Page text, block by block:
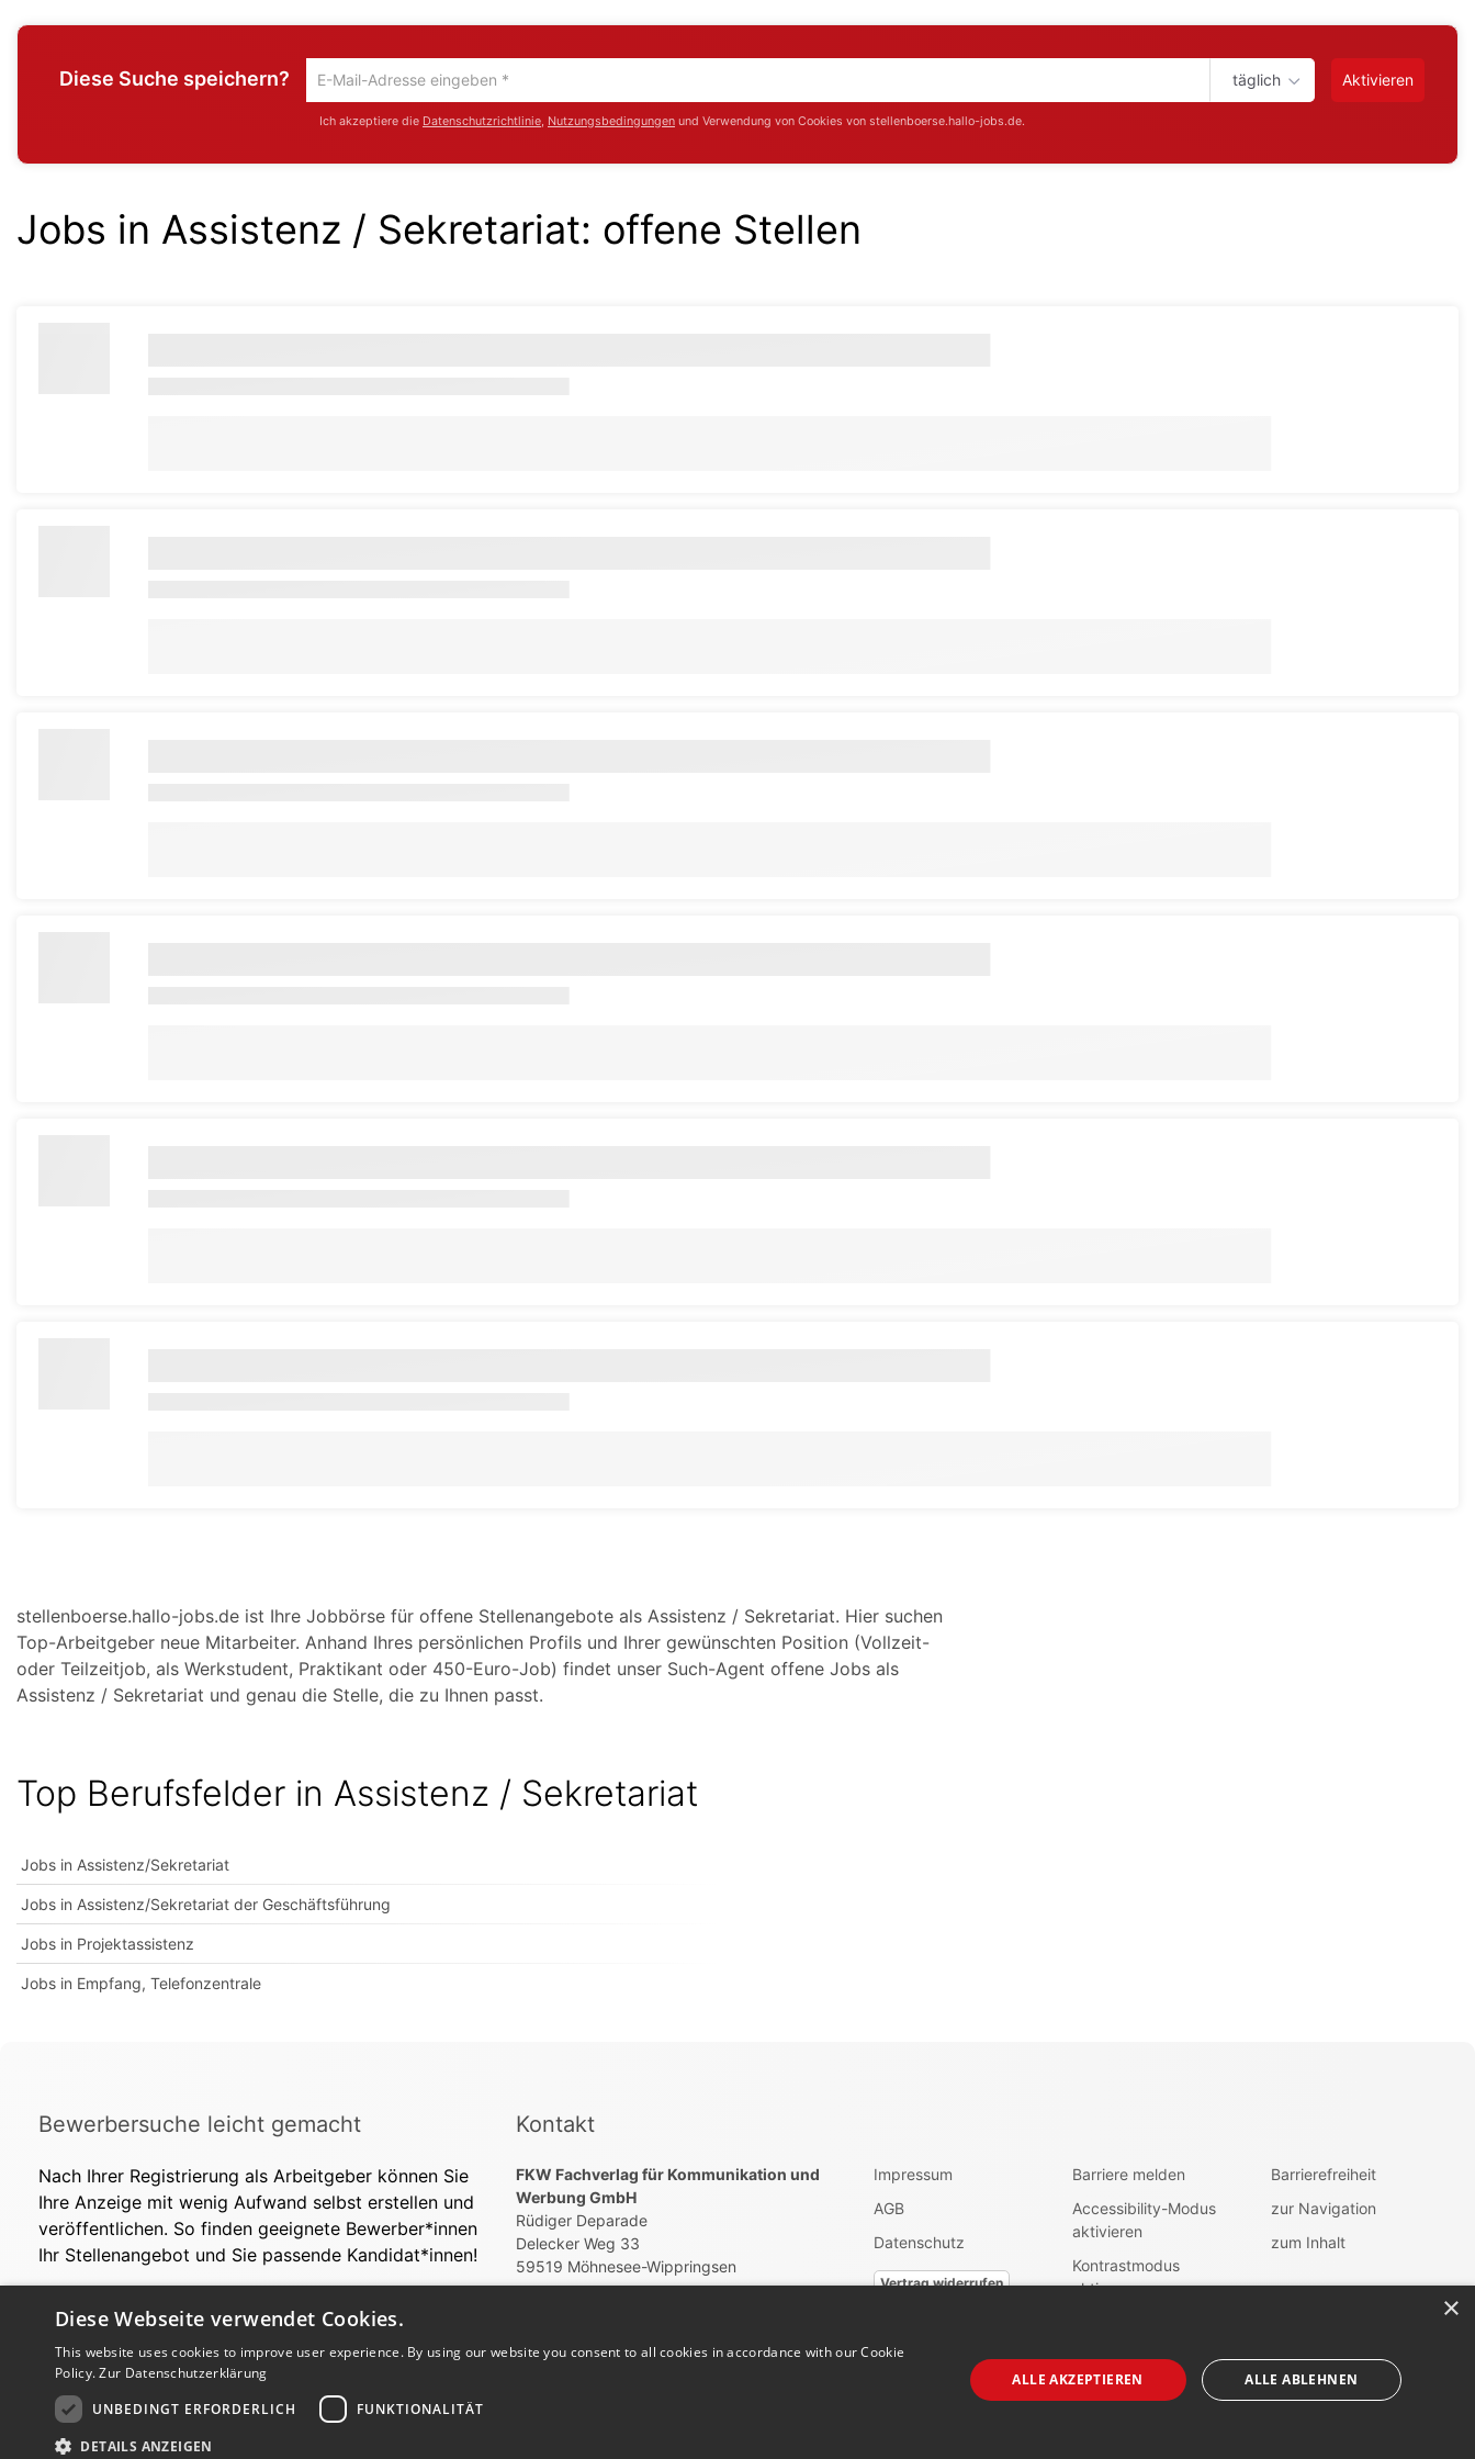
Diese Suche speichern?
Um
die
aktuelle
gib
deine
täglich Aktivieren
Ich akzeptiere die Datenschutzrichtlinie, Nutzungsbedingungen und Verwendung von Cookies von stellenboerse.hallo-jobs.de.
Jobs in Assistenz / Sekretariat: offene Stellen
stellenboerse.hallo-jobs.de ist Ihre Jobbörse für offene Stellenangebote als Assistenz / Sekretariat. Hier suchen
Top-Arbeitgeber neue Mitarbeiter. Anhand Ihres persönlichen Profils und Ihrer gewünschten Position (Vollzeit-
oder Teilzeitjob, als Werkstudent, Praktikant oder 450-Euro-Job) findet unser Such-Agent offene Jobs als
Assistenz / Sekretariat und genau die Stelle, die zu Ihnen passt.
Top Berufsfelder in Assistenz / Sekretariat
Jobs in Assistenz/Sekretariat
Jobs in Assistenz/Sekretariat der Geschäftsführung
Jobs in Projektassistenz
Jobs in Empfang, Telefonzentrale
Bewerbersuche leicht gemacht
Nach Ihrer Registrierung als Arbeitgeber können Sie
Ihre Anzeige mit wenig Aufwand selbst erstellen und
veröffentlichen. So finden geeignete Bewerber*innen
Ihr Stellenangebot und Sie passende Kandidat*innen!
Kontakt
FKW Fachverlag für Kommunikation und
Werbung GmbH
Rüdiger Deparade
Delecker Weg 33
59519 Möhnesee-Wippringsen
Impressum
AGB
Datenschutz
Vertrag widerrufen
Barriere melden
Accessibility-Modus
aktivieren
Kontrastmodus
aktiveren
Barrierefreiheit
zur Navigation
zum Inhalt
Copyright © 2026. Alle Rechte vorbehalten.
×
Diese Webseite verwendet Cookies.
This website uses cookies to improve user experience. By using our website you consent to all cookies in accordance with our Cookie
Policy.Zur Datenschutzerklärung
UNBEDINGT ERFORDERLICH
FUNKTIONALITÄT
DETAILS ANZEIGEN
ALLE AKZEPTIEREN ALLE ABLEHNEN